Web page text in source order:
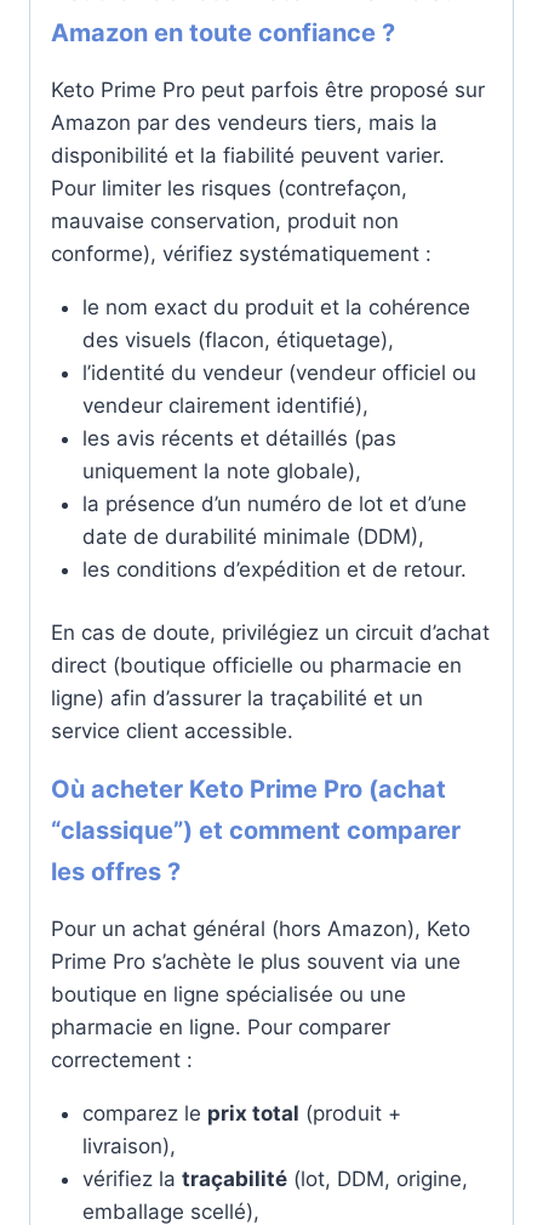
Amazon en toute confiance ?
Keto Prime Pro peut parfois être proposé sur
Amazon par des vendeurs tiers, mais la
disponibilité et la fiabilité peuvent varier.
Pour limiter les risques (contrefaçon,
mauvaise conservation, produit non
conforme), vérifiez systématiquement :
le nom exact du produit et la cohérence
des visuels (flacon, étiquetage),
l’identité du vendeur (vendeur officiel ou
vendeur clairement identifié),
les avis récents et détaillés (pas
uniquement la note globale),
la présence d’un numéro de lot et d’une
date de durabilité minimale (DDM),
les conditions d’expédition et de retour.
En cas de doute, privilégiez un circuit d’achat
direct (boutique officielle ou pharmacie en
ligne) afin d’assurer la traçabilité et un
service client accessible.
Où acheter Keto Prime Pro (achat
“classique”) et comment comparer
les offres ?
Pour un achat général (hors Amazon), Keto
Prime Pro s’achète le plus souvent via une
boutique en ligne spécialisée ou une
pharmacie en ligne. Pour comparer
correctement :
comparez le prix total (produit +
livraison),
vérifiez la traçabilité(lot, DDM, origine,
emballage scellé),